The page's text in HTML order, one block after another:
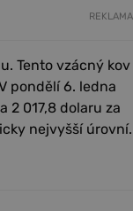
REKLAMA
Tento vzácný kov
pondělí 6. ledna
2 017,8 dolaru za
nejvyšší úrovní.